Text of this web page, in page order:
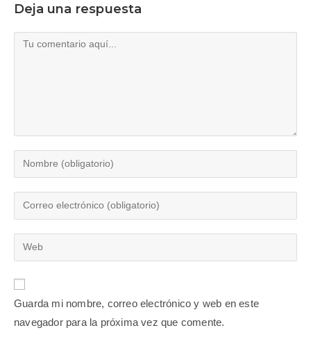
Deja una respuesta
Guarda mi nombre, correo electrónico y web en este
navegador para la próxima vez que comente.